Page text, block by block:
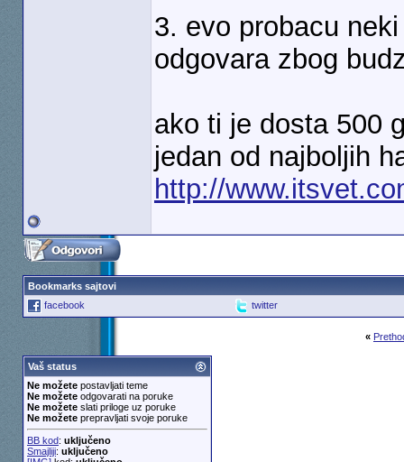
3. evo probacu
odgovara zbog
ako ti je dosta 500
jedan od najboljih
http://
Bookmarks sajtovi
facebook
twitter
«
Vaš status
Ne možetepostavljati teme
Ne možeteodgovarati na poruke
Ne možeteslati priloge uz poruke
Ne možeteprepravljati svoje poruke
BB kod: uključeno
Smajliji: uključeno